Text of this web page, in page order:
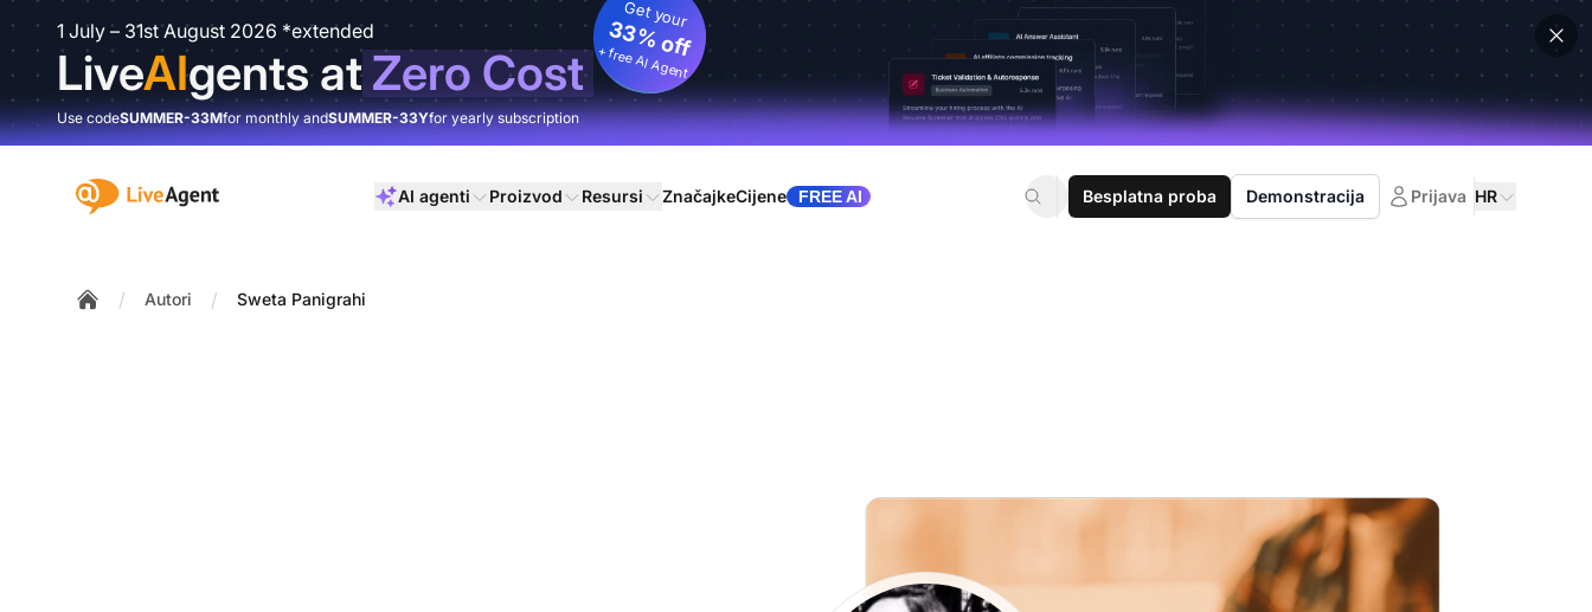
1 July – 31st August 2026 *extended
LiveAIgents atZero Cost
Get your
33% off
+ free AI Agent
Use codeSUMMER-33Mfor monthly andSUMMER-33Yfor yearly subscription
:site.title AI agenti Proizvod Resursi ZnačajkeCijene FREE AI Besplatna proba Demonstracija Prijava HR
/ Autori / Sweta Panigrahi